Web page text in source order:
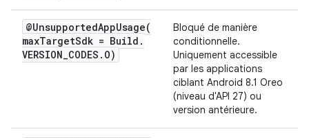
@UnsupportedAppUsage(
maxTargetSdk = Build .
VERSION_CODES . O)
Bloqué de manière
conditionnelle.
Uniquement accessible
par les applications
ciblant Android 8.1 Oreo
(niveau d'API 27) ou
version antérieure.